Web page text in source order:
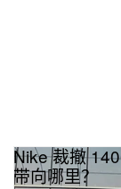
Nike 裁撤
带向哪里？